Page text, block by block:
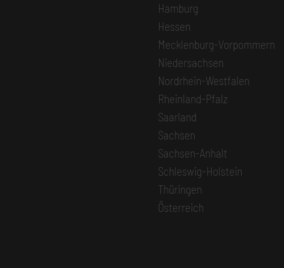
Hamburg
Hessen
Mecklenburg-Vorpommern
Niedersachsen
Nordrhein-Westfalen
Rheinland-Pfalz
Saarland
Sachsen
Sachsen-Anhalt
Schleswig-Holstein
Thüringen
Österreich